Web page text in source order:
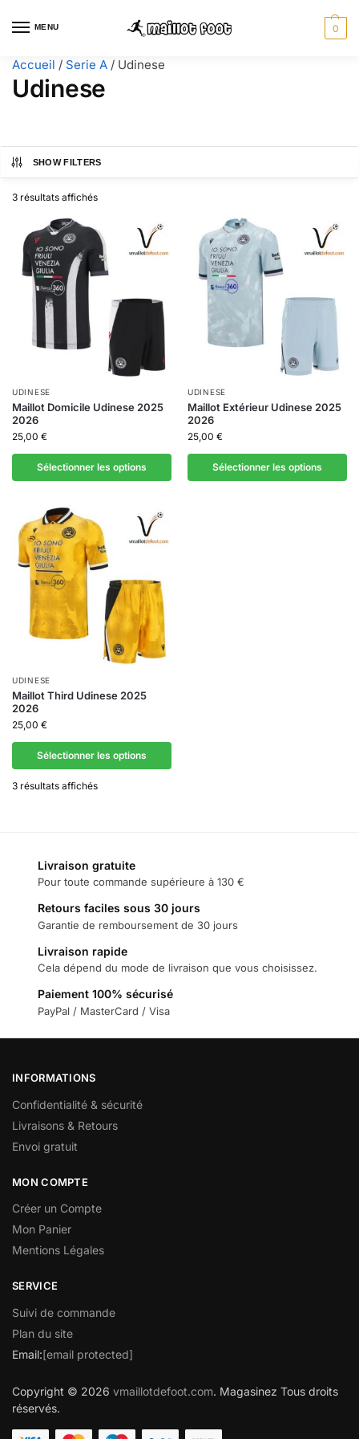
MENU 0
Accueil / Serie A / Udinese
Udinese
SHOW FILTERS
3 résultats affichés
UDINESE
Maillot Domicile Udinese 2025
2026
25,00 €
Sélectionner les options
UDINESE
Maillot Extérieur Udinese 2025
2026
25,00 €
Sélectionner les options
UDINESE
Maillot Third Udinese 2025
2026
25,00 €
Sélectionner les options
3 résultats affichés
Livraison gratuite
Pour toute commande supérieure à 130 €
Retours faciles sous 30 jours
Garantie de remboursement de 30 jours
Livraison rapide
Cela dépend du mode de livraison que vous choisissez.
Paiement 100% sécurisé
PayPal / MasterCard / Visa
INFORMATIONS
Confidentialité & sécurité
Livraisons & Retours
Envoi gratuit
MON COMPTE
Créer un Compte
Mon Panier
Mentions Légales
SERVICE
Suivi de commande
Plan du site
Email:[email protected]
Copyright © 2026 vmaillotdefoot.com. Magasinez Tous droits
réservés.